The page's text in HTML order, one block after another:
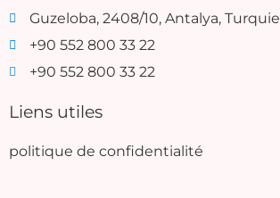
Guzeloba, 2408/10, Antalya, Turquie
+90 552 800 33 22
+90 552 800 33 22
Liens utiles
politique de confidentialité